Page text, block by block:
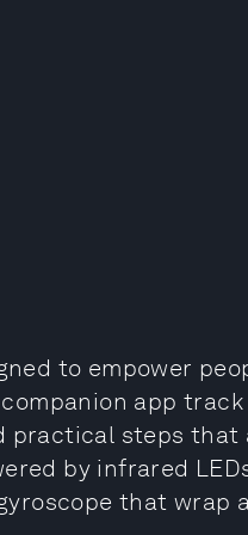
to empower
app
practical steps that
by infrared
that wrap